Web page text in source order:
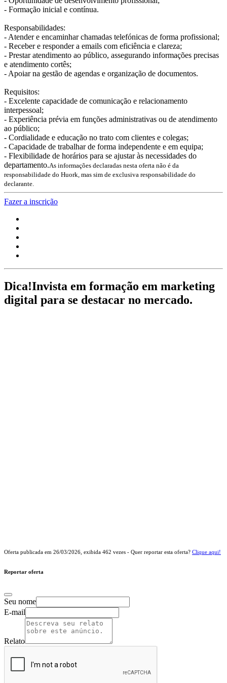
- Formação inicial e contínua.
Responsabilidades:
- Atender e encaminhar chamadas telefónicas de forma profissional;
- Receber e responder a emails com eficiência e clareza;
- Prestar atendimento ao público, assegurando informações precisas
e atendimento cortês;
- Apoiar na gestão de agendas e organização de documentos.
Requisitos:
- Excelente capacidade de comunicação e relacionamento
interpessoal;
- Experiência prévia em funções administrativas ou de atendimento
ao público;
- Cordialidade e educação no trato com clientes e colegas;
- Capacidade de trabalhar de forma independente e em equipa;
- Flexibilidade de horários para se ajustar às necessidades do
departamento.As informações declaradas nesta oferta não é da
responsabilidade do Huork, mas sim de exclusiva responsabilidade do
declarante.
Fazer a inscrição
Dica!Invista em formação em marketing
digital para se destacar no mercado.
Oferta publicada em 26/03/2026 , exibida 462 vezes - Quer reportar esta oferta? Clique aqui!
Reportar oferta
Seu nome
E-mail
Relato